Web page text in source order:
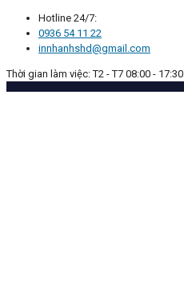
Hotline 24/7:
0936 54 11 22
innhanhshd@gmail.com
Thời gian làm việc: T2 - T7 08:00 - 17:30